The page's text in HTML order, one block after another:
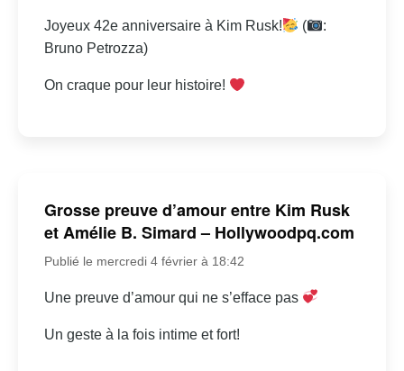
Joyeux 42e anniversaire à Kim Rusk! (
:
Bruno Petrozza)
On craque pour leur histoire!
Grosse preuve d’amour entre Kim Rusk
et Amélie B. Simard – Hollywoodpq.com
Publié le mercredi 4 février à 18:42
Une preuve d’amour qui ne s’efface pas
Un geste à la fois intime et fort!